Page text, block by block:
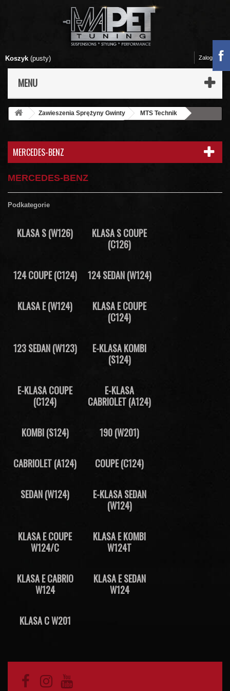
Koszyk (pusty)
MENU
Zaloguj się
Zawieszenia Sprężyny Gwinty
MTS Technik
MERCEDES-BENZ
MERCEDES-BENZ
Podkategorie
KLASA S (W126)
KLASA S COUPE
(C126)
124 COUPE (C124) 124 SEDAN (W124)
KLASA E (W124)
KLASA E COUPE
(C124)
123 SEDAN (W123)
E-KLASA KOMBI
(S124)
E-KLASA COUPE
(C124)
E-KLASA
CABRIOLET (A124)
KOMBI (S124) 190 (W201)
CABRIOLET (A124) COUPE (C124)
SEDAN (W124)
E-KLASA SEDAN
(W124)
KLASA E COUPE
W124/C
KLASA E KOMBI
W124T
KLASA E CABRIO
W124
KLASA E SEDAN
W124
KLASA C W201